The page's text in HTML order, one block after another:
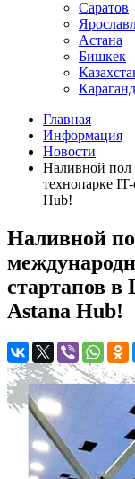
Саратов
Астана
Бишкек
Главная
Информация
Новости
Наливной
технопарке
Hub!
Наливной
стартапов
Astana Hub!